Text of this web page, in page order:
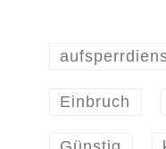
Einbruch